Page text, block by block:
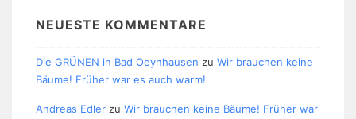
NEUESTE KOMMENTARE
Die GRÜNEN in Bad Oeynhausen zu Wir brauchen keine
Bäume! Früher war es auch warm!
Andreas Edler zu Wir brauchen keine Bäume! Früher war